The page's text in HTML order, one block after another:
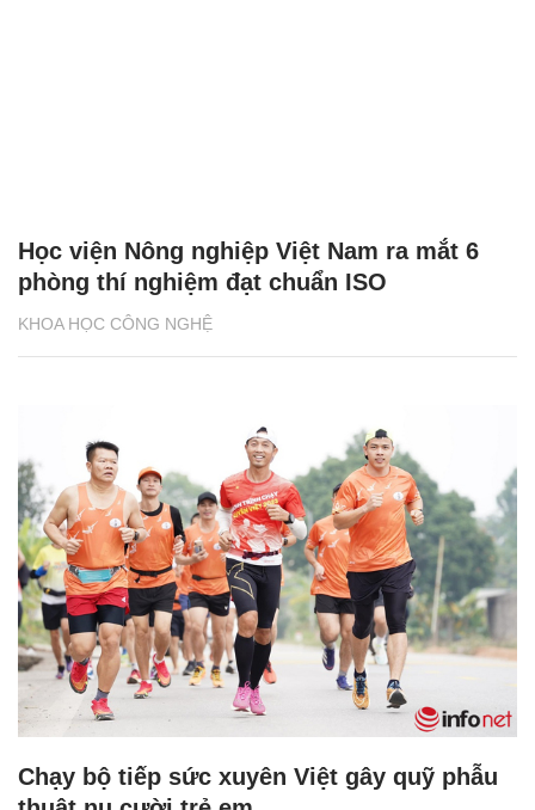
KHOA HỌC CÔNG NGHỆ
Học viện Nông nghiệp Việt Nam ra mắt 6
phòng thí nghiệm đạt chuẩn ISO
Chạy bộ tiếp sức xuyên Việt gây quỹ phẫu